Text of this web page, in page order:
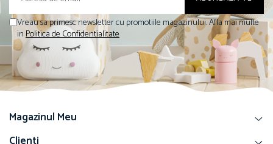
Vreau sa primesc newsletter cu promotiile magazinului. Afla mai multe
inPolitica de Confidentialitate
Magazinul Meu